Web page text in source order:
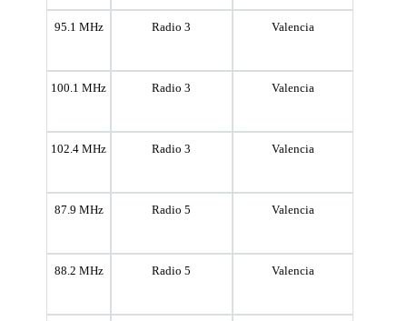
95.1 MHz Radio 3 Valencia
100.1 MHz Radio 3 Valencia
102.4 MHz Radio 3 Valencia
87.9 MHz Radio 5 Valencia
88.2 MHz Radio 5 Valencia